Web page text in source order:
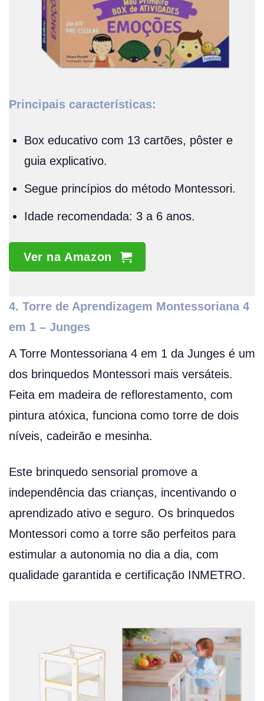
Principais características:
Box educativo com 13 cartões, pôster e
guia explicativo.
Segue princípios do método Montessori.
Idade recomendada: 3 a 6 anos.
Ver na Amazon
4. Torre de Aprendizagem Montessoriana 4
em 1 – Junges
A Torre Montessoriana 4 em 1 da Junges é um
dos brinquedos Montessori mais versáteis.
Feita em madeira de reflorestamento, com
pintura atóxica, funciona como torre de dois
níveis, cadeirão e mesinha.
Este brinquedo sensorial promove a
independência das crianças, incentivando o
aprendizado ativo e seguro. Os brinquedos
Montessori como a torre são perfeitos para
estimular a autonomia no dia a dia, com
qualidade garantida e certificação INMETRO.